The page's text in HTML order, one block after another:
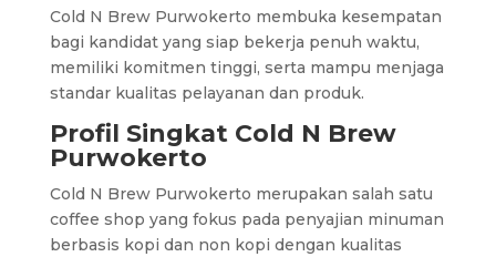
Cold N Brew Purwokerto membuka kesempatan
bagi kandidat yang siap bekerja penuh waktu,
memiliki komitmen tinggi, serta mampu menjaga
standar kualitas pelayanan dan produk.
Profil Singkat Cold N Brew
Purwokerto
Cold N Brew Purwokerto merupakan salah satu
coffee shop yang fokus pada penyajian minuman
berbasis kopi dan non kopi dengan kualitas